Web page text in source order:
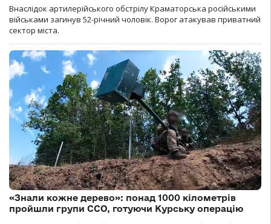
Внаслідок артилерійського обстрілу Краматорська російськими
військами загинув 52-річний чоловік. Ворог атакував приватний
сектор міста.
«Знали кожне дерево»: понад 1000 кілометрів
пройшли групи ССО, готуючи Курську операцію